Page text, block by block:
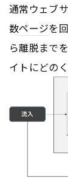
通常ウェブ
数ページを
ら離脱まで
イトにどの